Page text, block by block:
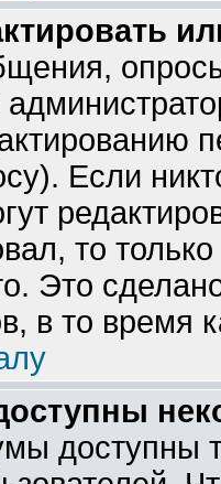
Если
то
Это
в то время
доступны